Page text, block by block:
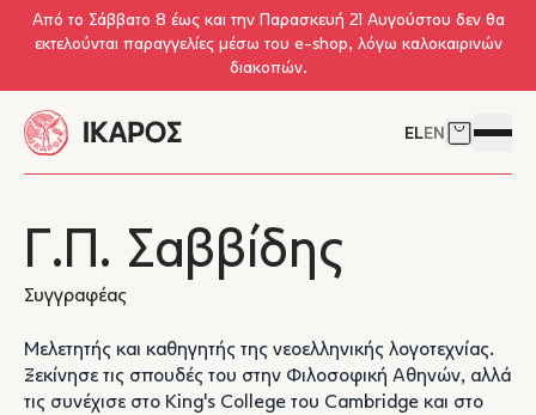
Skip to main content
Από το Σάββατο 8 έως και την Παρασκευή 21 Αυγούστου δεν θα
εκτελούνται παραγγελίες μέσω του e-shop, λόγω καλοκαιρινών
διακοπών.
ELEN Δείτε το
Γ.Π. Σαββίδης
Συγγραφέας
Mελετητής και καθηγητής της νεοελληνικής λογοτεχνίας.
Ξεκίνησε τις σπουδές του στην Φιλοσοφική Aθηνών, αλλά
τις συνέχισε στο King's College του Cambridge και στο